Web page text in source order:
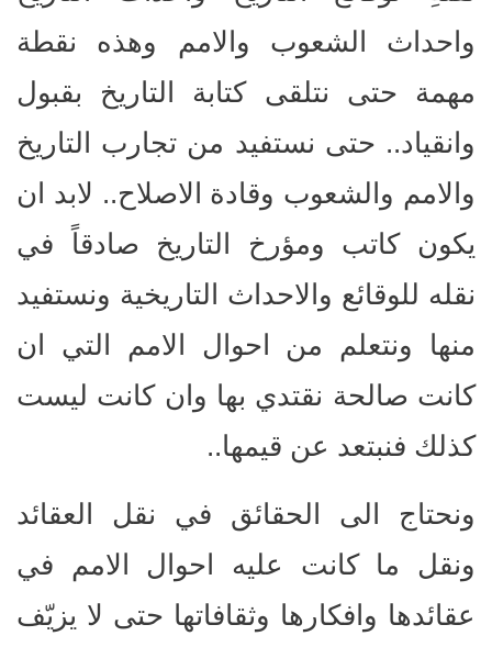
واحداث الشعوب والامم وهذه نقطة
مهمة حتى نتلقى كتابة التاريخ بقبول
وانقياد.. حتى نستفيد من تجارب التاريخ
والامم والشعوب وقادة الاصلاح.. لابد ان
يكون كاتب ومؤرخ التاريخ صادقاً في
نقله للوقائع والاحداث التاريخية ونستفيد
منها ونتعلم من احوال الامم التي ان
كانت صالحة نقتدي بها وان كانت ليست
كذلك فنبتعد عن قيمها..
ونحتاج الى الحقائق في نقل العقائد
ونقل ما كانت عليه احوال الامم في
عقائدها وافكارها وثقافاتها حتى لا يزيّف